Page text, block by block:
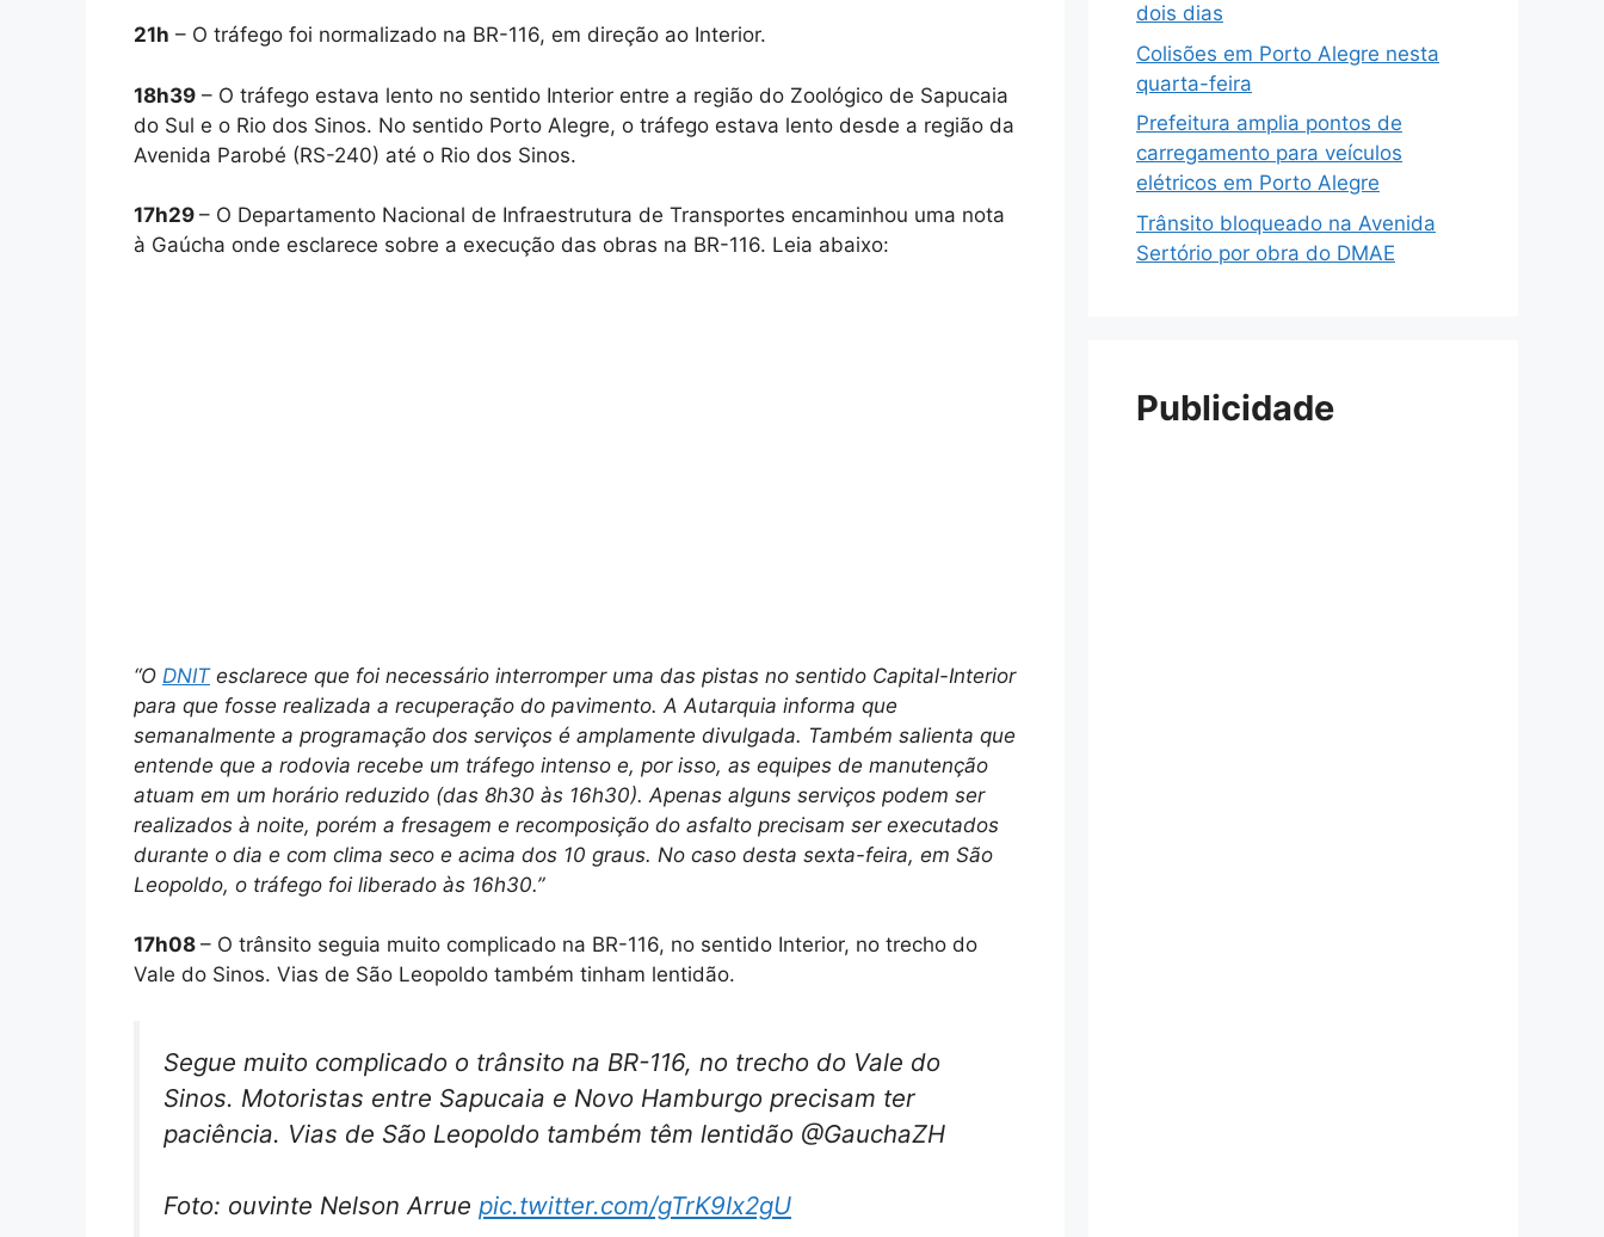
21h – O tráfego foi normalizado na BR-116, em direção ao Interior.
18h39 – O tráfego estava lento no sentido Interior entre a região do Zoológico de Sapucaia
do Sul e o Rio dos Sinos. No sentido Porto Alegre, o tráfego estava lento desde a região da
Avenida Parobé (RS-240) até o Rio dos Sinos.
17h29 – O Departamento Nacional de Infraestrutura de Transportes encaminhou uma nota
à Gaúcha onde esclarece sobre a execução das obras na BR-116. Leia abaixo:
“O DNITesclarece que foi necessário interromper uma das pistas no sentido Capital-Interior
para que fosse realizada a recuperação do pavimento. A Autarquia informa que
semanalmente a programação dos serviços é amplamente divulgada. Também salienta que
entende que a rodovia recebe um tráfego intenso e, por isso, as equipes de manutenção
atuam em um horário reduzido (das 8h30 às 16h30). Apenas alguns serviços podem ser
realizados à noite, porém a fresagem e recomposição do asfalto precisam ser executados
durante o dia e com clima seco e acima dos 10 graus. No caso desta sexta-feira, em São
Leopoldo, o tráfego foi liberado às 16h30.”
17h08 – O trânsito seguia muito complicado na BR-116, no sentido Interior, no trecho do
Vale do Sinos. Vias de São Leopoldo também tinham lentidão.
Segue muito complicado o trânsito na BR-116, no trecho do Vale do
Sinos. Motoristas entre Sapucaia e Novo Hamburgo precisam ter
paciência. Vias de São Leopoldo também têm lentidão @GauchaZH
Foto: ouvinte Nelson Arrue pic.twitter.com/gTrK9Ix2gU
dois dias
Colisões em Porto Alegre nesta
quarta-feira
Prefeitura amplia pontos de
carregamento para veículos
elétricos em Porto Alegre
Trânsito bloqueado na Avenida
Sertório por obra do DMAE
Publicidade